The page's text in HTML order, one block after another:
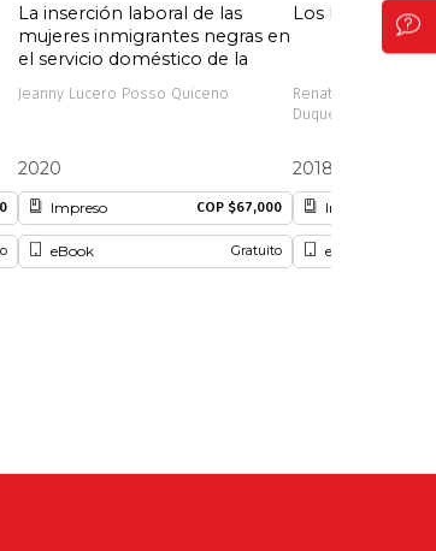
La inserción laboral de las
mujeres inmigrantes negras en
el servicio doméstico de la
Jeanny Lucero Posso Quiceno
2020
Impreso COP $67,000
eBook Gratuito
Los hijos de
Renata Moreno
Duque Betancur
2018
Impreso
eBook